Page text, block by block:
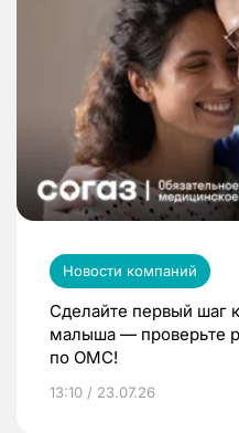
Новости компаний
Сделайте первый шаг
малыша — проверьте
по ОМС!
13:10 / 23.07.26